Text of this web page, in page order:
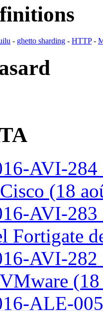
- ghetto sharding - HTTP-
AVI-
(18
AVI-
Fortigate
AVI-
ALE-